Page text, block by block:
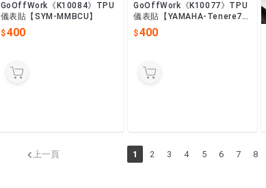
GoOffWork《K10084》TPU
儀表貼【SYM-MMBCU】
400
GoOffWork《K10077》TPU
儀表貼【YAMAHA-Tenere70
0】400
上一頁 1 2 3 4 5 6 7 8